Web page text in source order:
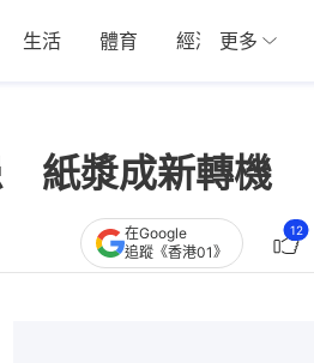
生活 體育 經濟 01深圳
更多
紙漿成新轉機
在Google
追蹤《香港01》
12